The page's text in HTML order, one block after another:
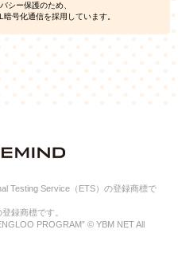
ータに不可逆変換した上で第三
ングを行い、その結果に基づい
。第三者広告配信事業者が、こ
で利用することはありません。
の同意なしに個人情報を第三者
護のために必要がある場合であ
全な育成の推進のために特に必
な範囲内において、個人情報の
シー保護のため、
号化通信を採用しています。
Testing Service（ETS）の登録商標で
録商標です。
PROGRAM” © YBM NET All